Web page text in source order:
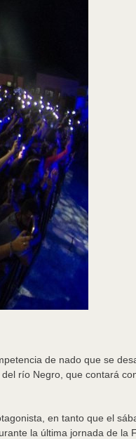
de nado que se
río Negro, que contará
en tanto que el
la última jornada de la